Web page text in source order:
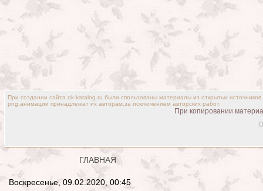
При создании сайта ok-katalog.ru были спользованы материалы из открытых
png,анимации принадлежат их авторам,за исключением авторских работ.
При копировании
ГЛАВНАЯ
Воскресенье, 09.02.2020, 00:45